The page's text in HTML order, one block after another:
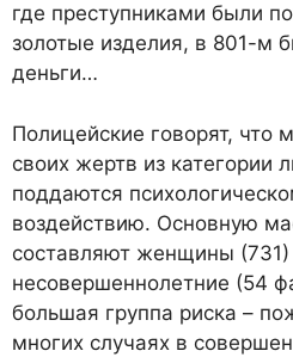
где преступниками были
золотые изделия, в 801-м
деньги…
Полицейские говорят,
своих жертв из категории
поддаются
воздействию. Основную
составляют женщины (731)
несовершеннолетние (54
большая группа риска –
многих случаях в